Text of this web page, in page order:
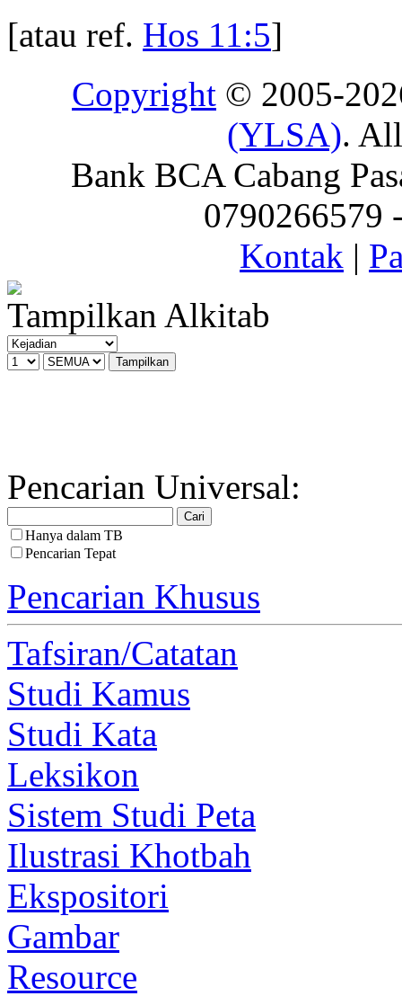
[atau ref. Hos 11:5]
Copyright © 2005-
(YLSA).
Bank BCA Cabang
0790266579
Kontak |
Tampilkan Alkitab
Pencarian Universal:
Hanya dalam TB
Pencarian Tepat
Pencarian Khusus
Tafsiran/Catatan
Studi Kamus
Studi Kata
Leksikon
Sistem Studi Peta
Ilustrasi Khotbah
Ekspositori
Gambar
Resource